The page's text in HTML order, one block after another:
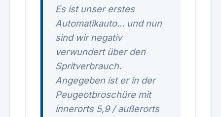
Es ist unser erstes
Automatikauto... und nun
sind wir negativ
verwundert über den
Spritverbrauch.
Angegeben ist er in der
Peugeotbroschüre mit
innerorts 5,9 / außerorts